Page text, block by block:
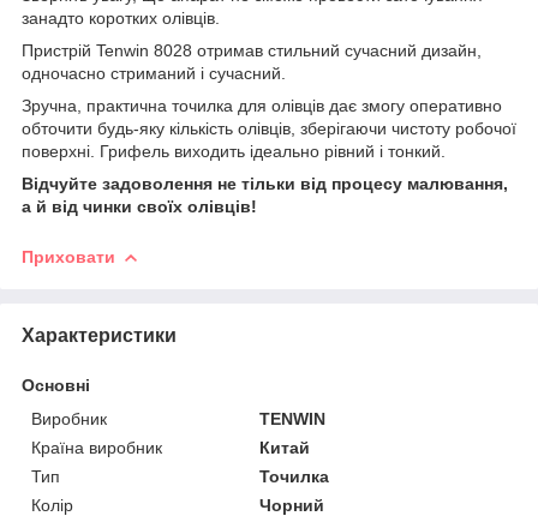
занадто коротких олівців.
Пристрій Tenwin 8028 отримав стильний сучасний дизайн,
одночасно стриманий і сучасний.
Зручна, практична точилка для олівців дає змогу оперативно
обточити будь-яку кількість олівців, зберігаючи чистоту робочої
поверхні. Грифель виходить ідеально рівний і тонкий.
Відчуйте задоволення не тільки від процесу малювання,
а й від чинки своїх олівців!
Приховати
Характеристики
Основні
Виробник
TENWIN
Країна виробник
Китай
Тип
Точилка
Колір
Чорний